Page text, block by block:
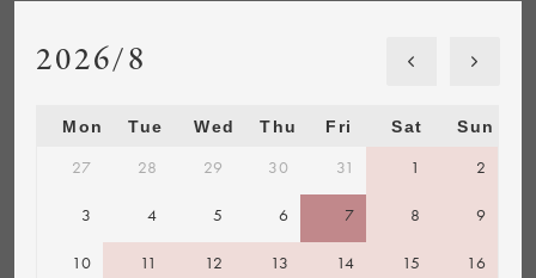
2026/8
Mon Tue Wed Thu Fri Sat Sun
27 28 29 30 31 1 2
3 4 5 6 7 8 9
10 11 12 13 14 15 16